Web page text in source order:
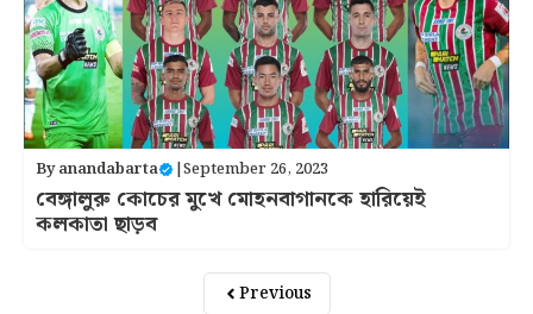
Byanandabarta |September 26, 2023
বেঙ্গালুরু কোচের মুখে মোহনবাগানকে হারিয়েই
কলকাতা ছাড়ব
Previous